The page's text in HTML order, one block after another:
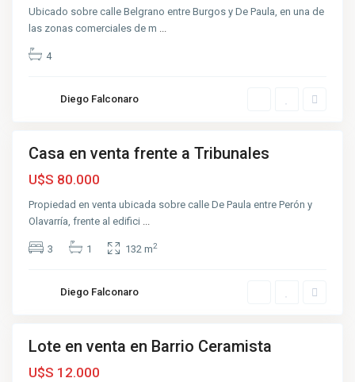
Ubicado sobre calle Belgrano entre Burgos y De Paula, en una de
las zonas comerciales de m
4
Diego Falconaro
u
n
a
e
s
Casa en venta frente a Tribunales
U$S 80.000
Propiedad en venta ubicada sobre calle De Paula entre Perón y
Olavarría, frente al edifici
3 1 132 m2
Diego Falconaro
e
a
m
i
t
a
Lote en venta en Barrio Ceramista
U$S 12.000